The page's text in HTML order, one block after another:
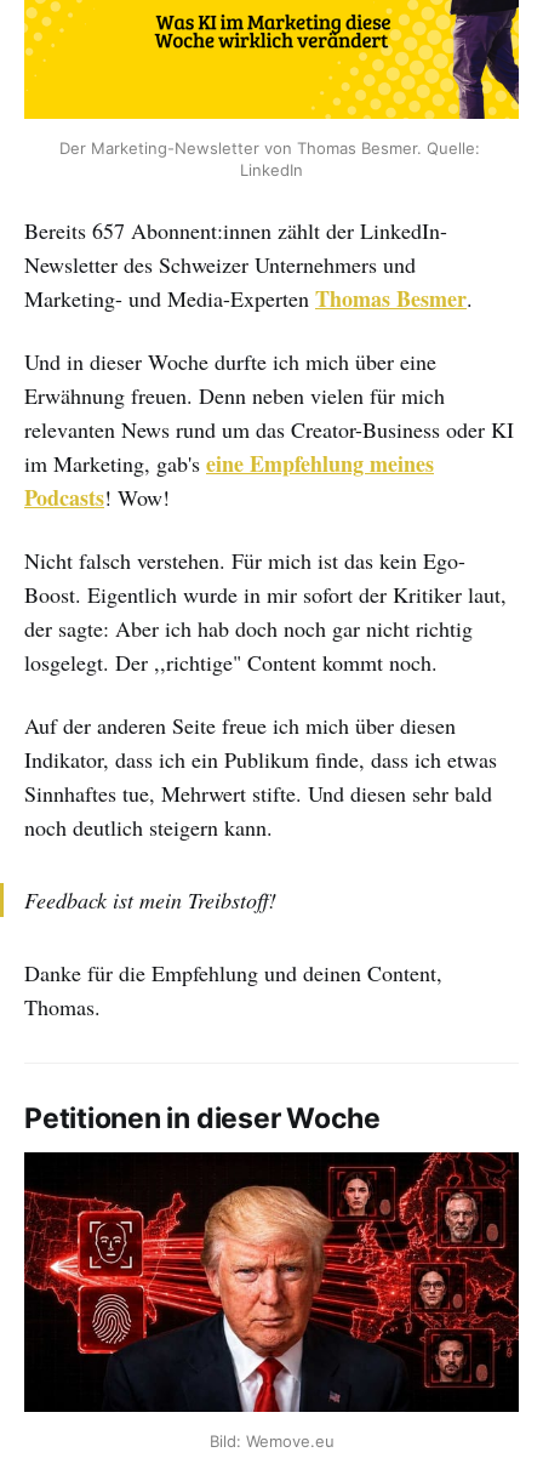
Der Marketing-Newsletter von Thomas Besmer. Quelle:
LinkedIn
Bereits 657 Abonnent:innen zählt der LinkedIn-
Newsletter des Schweizer Unternehmers und
Marketing- und Media-Experten Thomas Besmer.
Und in dieser Woche durfte ich mich über eine
Erwähnung freuen. Denn neben vielen für mich
relevanten News rund um das Creator-Business oder KI
im Marketing, gab's eine Empfehlung meines
Podcasts! Wow!
Nicht falsch verstehen. Für mich ist das kein Ego-
Boost. Eigentlich wurde in mir sofort der Kritiker laut,
der sagte: Aber ich hab doch noch gar nicht richtig
losgelegt. Der ,,richtige" Content kommt noch.
Auf der anderen Seite freue ich mich über diesen
Indikator, dass ich ein Publikum finde, dass ich etwas
Sinnhaftes tue, Mehrwert stifte. Und diesen sehr bald
noch deutlich steigern kann.
Feedback ist mein Treibstoff!
Danke für die Empfehlung und deinen Content,
Thomas.
Petitionen in dieser Woche
Bild: Wemove.eu